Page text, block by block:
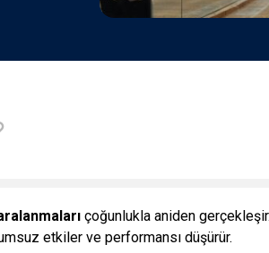
çoğunlukla aniden
etkiler ve performansı düşürür.